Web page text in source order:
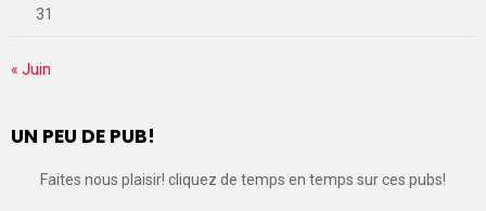
31
« Juin
UN PEU DE PUB!
Faites nous plaisir! cliquez de temps en temps sur ces pubs!